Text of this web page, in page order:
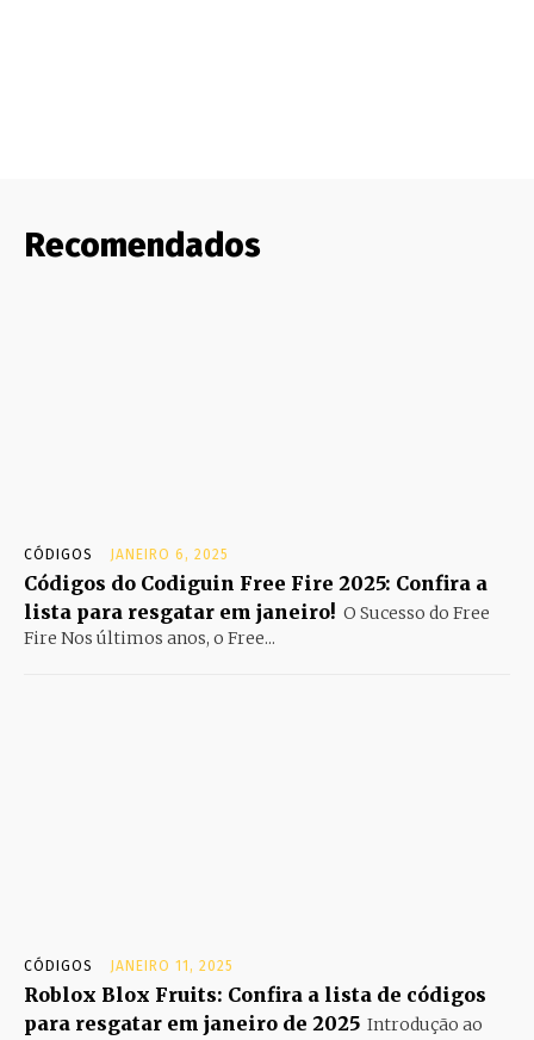
Recomendados
CÓDIGOS JANEIRO 6, 2025
Códigos do Codiguin Free Fire 2025: Confira a
lista para resgatar em janeiro! O Sucesso do Free
Fire Nos últimos anos, o Free...
CÓDIGOS JANEIRO 11, 2025
Roblox Blox Fruits: Confira a lista de códigos
para resgatar em janeiro de 2025 Introdução ao